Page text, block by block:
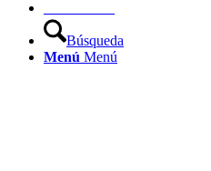
Búsqueda
Menú Menú